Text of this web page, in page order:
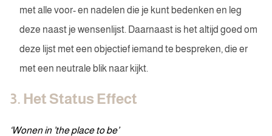
met alle voor- en nadelen die je kunt bedenken en leg
deze naast je wensenlijst. Daarnaast is het altijd goed om
deze lijst met een objectief iemand te bespreken, die er
met een neutrale blik naar kijkt.
3. Het Status Effect
‘Wonen in ’the place to be’